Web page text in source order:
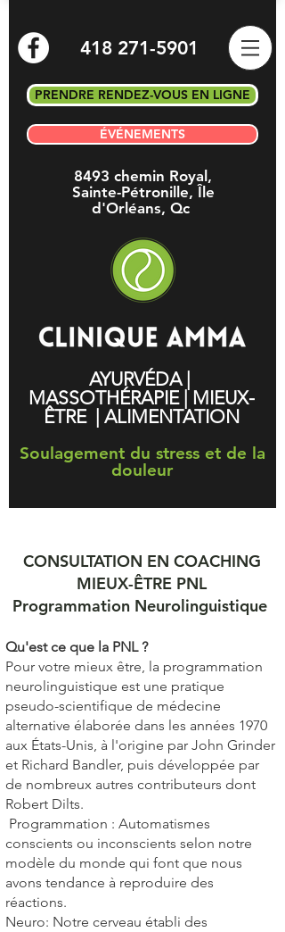
418 271-5901
PRENDRE RENDEZ-VOUS EN LIGNE
ÉVÉNEMENTS
8493 chemin Royal,
Sainte-Pétronille, Île
d'Orléans, Qc
AYURVÉDA |
MASSOTHÉRAPIE | MIEUX-
ÊTRE | ALIMENTATION
Soulagement du stress et de la
douleur
CONSULTATION EN COACHING
MIEUX-ÊTRE PNL
Programmation Neurolinguistique
Qu'est ce que la PNL ?
Pour votre mieux être, la programmation
neurolinguistique est une pratique
pseudo-scientifique de médecine
alternative élaborée dans les années 1970
aux États-Unis, à l'origine par John Grinder
et Richard Bandler, puis développée par
de nombreux autres contributeurs dont
Robert Dilts.
Programmation : Automatismes
conscients ou inconscients selon notre
modèle du monde qui font que nous
avons tendance à reproduire des
réactions.
Neuro: Notre cerveau établi des